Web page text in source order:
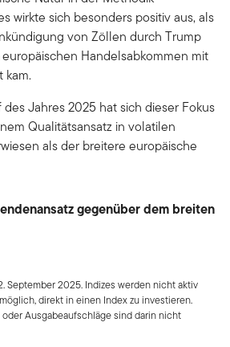
wirkte sich besonders positiv aus, als
von Zöllen durch Trump
Handelsabkommen mit
kam.
Jahres 2025 hat sich dieser Fokus
Qualitätsansatz in volatilen
als der breitere europäische
gegenüber dem breiten
September 2025. Indizes werden nicht aktiv
direkt in einen Index zu investieren.
Ausgabeaufschläge sind darin nicht